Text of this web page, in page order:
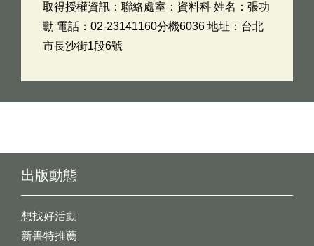
取得授權資訊：聯絡處室：資料科 姓名：張功
勳 電話：02-23141160分機6036 地址：台北
市長沙街1段6號
出版動態
想找好活動
新書特推薦